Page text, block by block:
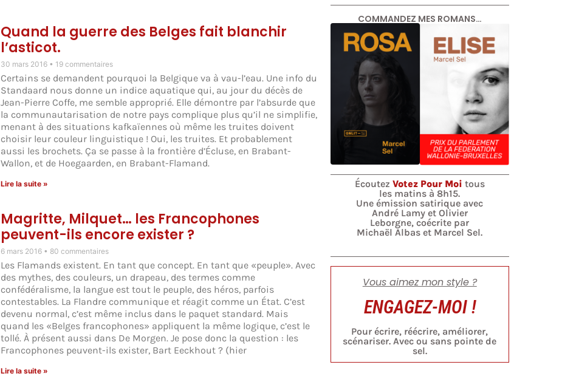
Quand la guerre des Belges fait blanchir
l’asticot.
30 mars 2016 19 commentaires
Certains se demandent pourquoi la Belgique va à vau-l’eau. Une info du
Standaard nous donne un indice aquatique qui, au jour du décès de
Jean-Pierre Coffe, me semble approprié. Elle démontre par l’absurde que
la communautarisation de notre pays complique plus qu’il ne simplifie,
menant à des situations kafkaïennes où même les truites doivent
choisir leur couleur linguistique ! Oui, les truites. Et probablement
aussi les brochets. Ça se passe à la frontière d’Écluse, en Brabant-
Wallon, et de Hoegaarden, en Brabant-Flamand.
Lire la suite »
Magritte, Milquet… les Francophones
peuvent-ils encore exister ?
6 mars 2016 80 commentaires
Les Flamands existent. En tant que concept. En tant que «peuple». Avec
des mythes, des couleurs, un drapeau, des termes comme
confédéralisme, la langue est tout le peuple, des héros, parfois
contestables. La Flandre communique et réagit comme un État. C’est
devenu normal, c’est même inclus dans le paquet standard. Mais
quand les «Belges francophones» appliquent la même logique, c’est le
tollé. À présent aussi dans De Morgen. Je pose donc la question : les
Francophones peuvent-ils exister, Bart Eeckhout ? (hier
Lire la suite »
COMMANDEZ MES ROMANS…
Écoutez Votez Pour Moi tous
les matins à 8h15.
Une émission satirique avec
André Lamy et Olivier
Leborgne, coécrite par
Michaël Albas et Marcel Sel.
Vous aimez mon style ?
ENGAGEZ-MOI !
Pour écrire, réécrire, améliorer,
scénariser. Avec ou sans pointe de
sel.